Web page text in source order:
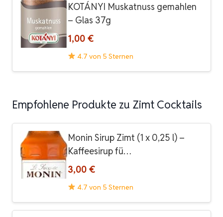
KOTÁNYI Muskatnuss gemahlen
– Glas 37g
1,00 €
4.7 von 5 Sternen
Empfohlene Produkte zu Zimt Cocktails
Monin Sirup Zimt (1 x 0,25 l) –
Kaffeesirup fü…
3,00 €
4.7 von 5 Sternen